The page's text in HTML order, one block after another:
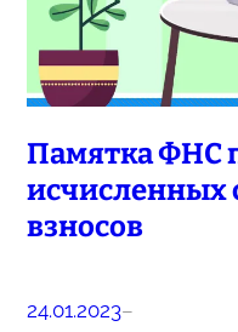
Памятка ФНС
исчисленных
взносов
24.01.2023–